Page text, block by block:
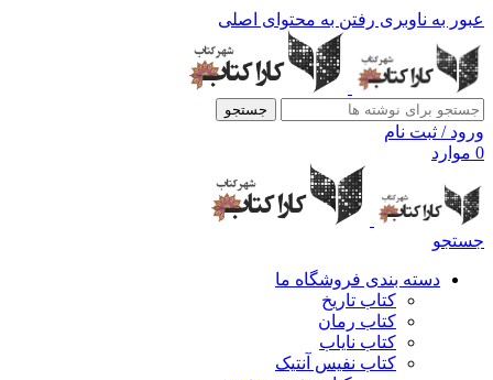
عبور به ناوبری رفتن به محتوای اصلی
جستجو
ورود / ثبت نام
0 موارد
جستجو
دسته بندی فروشگاه ما
کتاب تاریخ
کتاب رمان
کتاب نایاب
کتاب نفیس آنتیک